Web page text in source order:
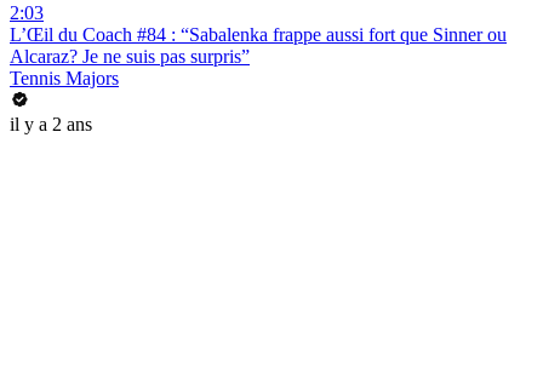
2:03
L’Œil du Coach #84 : “Sabalenka frappe aussi fort que Sinner ou
Alcaraz? Je ne suis pas surpris”
Tennis Majors
il y a 2 ans